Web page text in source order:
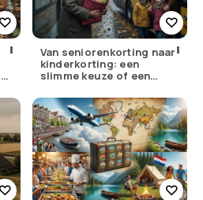
Van seniorenkorting naar
kinderkorting: een
slimme keuze of een